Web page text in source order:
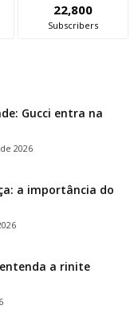
22,800
Subscribers
Gucci entra na
2026
a importância do
a rinite